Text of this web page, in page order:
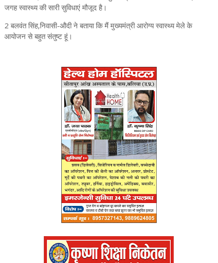
जगह स्वास्थ्य की सारी सुविधाएं मौजूद है।
2 बलवंत सिंह,निवासी-औदी ने बताया कि मैं मुख्यमंत्री आरोग्य स्वास्थ्य मेले के
आयोजन से बहुत संतुष्ट हूं।